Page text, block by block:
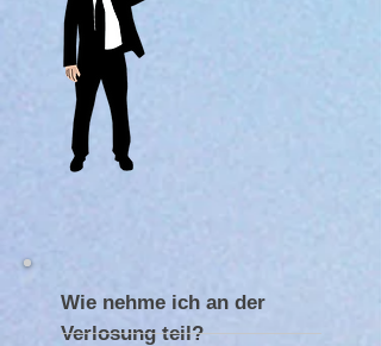
Wie nehme ich an der
Verlosung teil?